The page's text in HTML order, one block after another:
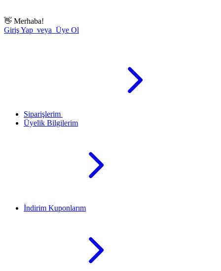
👋 Merhaba!
Giriş Yap veya Üye Ol
Siparişlerim
Üyelik Bilgilerim
İndirim Kuponlarım